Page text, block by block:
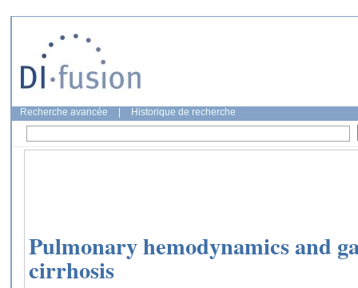
Recherche avancée Historique de recherche
Pulmonary hemodynamics and
cirrhosis